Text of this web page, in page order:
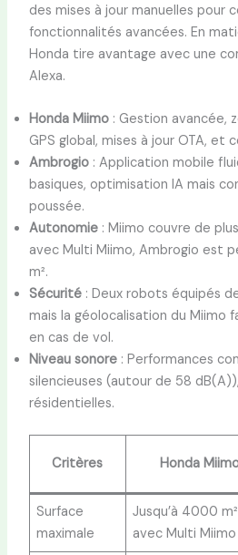
des mises à jour manuelles pour
fonctionnalités avancées. En
Honda tire avantage avec une
Alexa.
Honda Miimo: Gestion avancée,
GPS global, mises à jour OTA, et
Ambrogio: Application mobile
basiques, optimisation IA mais
poussée.
Autonomie: Miimo couvre de
avec Multi Miimo, Ambrogio est
m².
Sécurité: Deux robots équipés
mais la géolocalisation du Miimo
en cas de vol.
Niveau sonore: Performances
silencieuses (autour de 58
résidentielles.
Critères Honda
Surface
maximale
Jusqu’à 4000 m²
avec Multi Miimo